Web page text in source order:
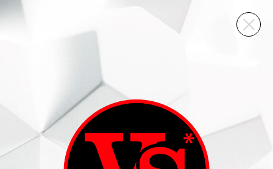
ВИННЫЙ СКЛАД